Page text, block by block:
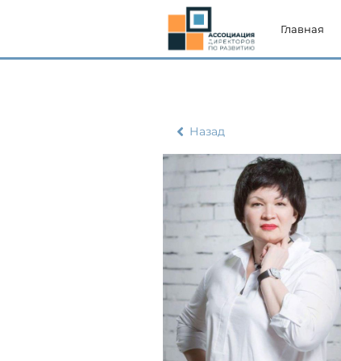
Главная
Назад